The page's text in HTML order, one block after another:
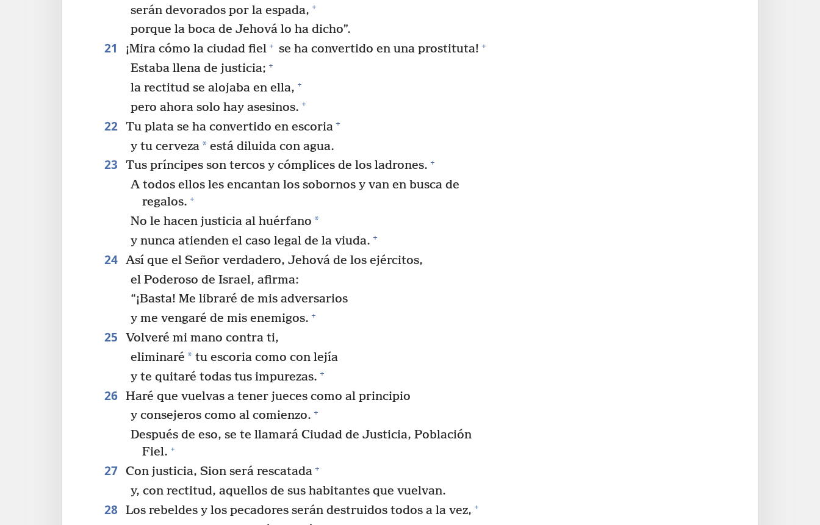
serán devorados por la espada, +
porque la boca de Jehová lo ha dicho”.
21 ¡Mira cómo la ciudad fiel + se ha convertido en una prostituta! +
Estaba llena de justicia; +
la rectitud se alojaba en ella, +
pero ahora solo hay asesinos. +
22 Tu plata se ha convertido en escoria +
y tu cerveza* está diluida con agua.
23 Tus príncipes son tercos y cómplices de los ladrones. +
A todos ellos les encantan los sobornos y van en busca de
regalos. +
No le hacen justicia al huérfano *
y nunca atienden el caso legal de la viuda. +
24 Así que el Señor verdadero, Jehová de los ejércitos,
el Poderoso de Israel, afirma:
“¡Basta! Me libraré de mis adversarios
y me vengaré de mis enemigos. +
25
Volveré mi mano contra ti,
eliminaré * tu escoria como con lejía
y te quitaré todas tus impurezas. +
26 Haré que vuelvas a tener jueces como al principio
y consejeros como al comienzo. +
Después de eso, se te llamará Ciudad de Justicia, Población
Fiel. +
27 Con justicia, Sion será rescatada +
y, con rectitud, aquellos de sus habitantes que vuelvan.
28 Los rebeldes y los pecadores serán destruidos todos a la vez, +